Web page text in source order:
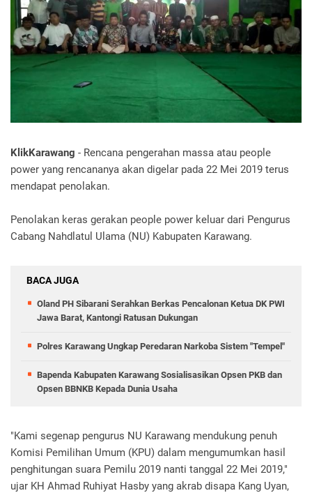
KlikKarawang - Rencana pengerahan massa atau people
power yang rencananya akan digelar pada 22 Mei 2019 terus
mendapat penolakan.
Penolakan keras gerakan people power keluar dari Pengurus
Cabang Nahdlatul Ulama (NU) Kabupaten Karawang.
BACA JUGA
Oland PH Sibarani Serahkan Berkas Pencalonan Ketua DK PWI
Jawa Barat, Kantongi Ratusan Dukungan
Polres Karawang Ungkap Peredaran Narkoba Sistem "Tempel"
Bapenda Kabupaten Karawang Sosialisasikan Opsen PKB dan
Opsen BBNKB Kepada Dunia Usaha
"Kami segenap pengurus NU Karawang mendukung penuh
Komisi Pemilihan Umum (KPU) dalam mengumumkan hasil
penghitungan suara Pemilu 2019 nanti tanggal 22 Mei 2019,"
ujar KH Ahmad Ruhiyat Hasby yang akrab disapa Kang Uyan,